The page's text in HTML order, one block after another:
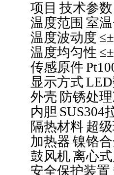
项目 技术参数
温度范围 室温
温度波动度 ≤±
温度均匀性 ≤±
传感原件
显示方式 LED
外壳 防锈处
内胆 SUS304
隔热材料 超
加热器 镍铬
鼓风机离心
安全保护装置